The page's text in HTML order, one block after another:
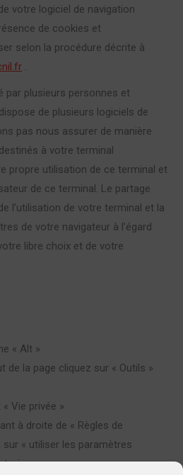
votre logiciel de navigation
de cookies et
selon la procédure décrite à
.
par plusieurs personnes et
de plusieurs logiciels de
pas nous assurer de manière
à votre terminal
propre utilisation de ce terminal et
de ce terminal. Le partage
l’utilisation de votre terminal et la
de votre navigateur à l’égard
libre choix et de votre
« Alt »
de la page cliquez sur « Outils »
Vie privée »
à droite de « Règles de
« utiliser les paramètres
»